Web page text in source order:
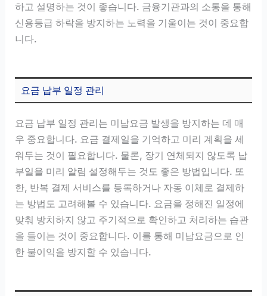
하고 설명하는 것이 좋습니다. 금융기관과의 소통을 통해
신용등급 하락을 방지하는 노력을 기울이는 것이 중요합
니다.
요금 납부 일정 관리
요금 납부 일정 관리는 미납요금 발생을 방지하는 데 매
우 중요합니다. 요금 결제일을 기억하고 미리 계획을 세
워두는 것이 필요합니다. 물론, 장기 연체되지 않도록 납
부일을 미리 알림 설정해두는 것도 좋은 방법입니다. 또
한, 반복 결제 서비스를 등록하거나 자동 이체로 결제하
는 방법도 고려해볼 수 있습니다. 요금을 정해진 일정에
맞춰 방치하지 않고 주기적으로 확인하고 처리하는 습관
을 들이는 것이 중요합니다. 이를 통해 미납요금으로 인
한 불이익을 방지할 수 있습니다.